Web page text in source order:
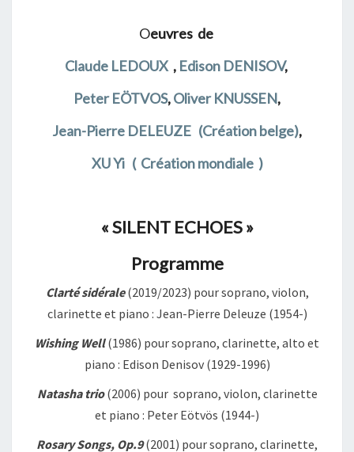
Oeuvresde
Claude LEDOUX , Edison DENISOV,
Peter EÖTVOS,Oliver KNUSSEN,
Jean-Pierre DELEUZE (Création belge),
XU Yi ( Création mondiale )
« SILENT ECHOES »
Programme
Clarté sidérale(2019/2023) pour soprano, violon,
clarinette et piano : Jean-Pierre Deleuze (1954-)
Wishing Well(1986) pour soprano, clarinette, alto et
piano : Edison Denisov (1929-1996)
Natasha trio(2006) pour soprano, violon, clarinette
et piano : Peter Eötvös (1944-)
Rosary Songs, Op.9(2001) pour soprano, clarinette,